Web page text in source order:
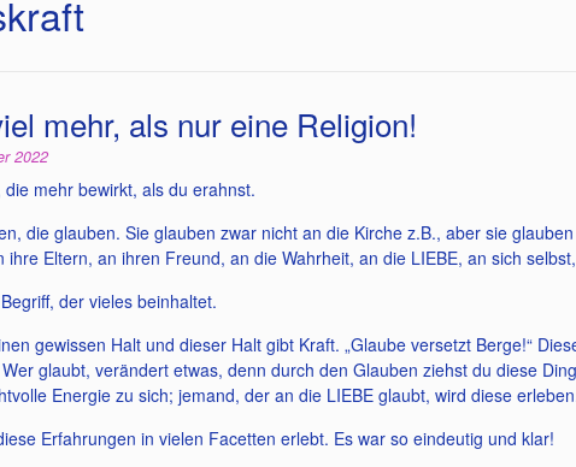
mehr, als nur eine Religion!
2022
mehr bewirkt, als du erahnst.
die glauben. Sie glauben zwar nicht an die Kirche z.B., aber sie
ihre Eltern, an ihren Freund, an die Wahrheit, an die LIEBE, an sich
der vieles beinhaltet.
gewissen Halt und dieser Halt gibt Kraft. „Glaube versetzt Berge!“
glaubt, verändert etwas, denn durch den Glauben ziehst du diese
Energie zu sich; jemand, der an die LIEBE glaubt, wird diese
Erfahrungen in vielen Facetten erlebt. Es war so eindeutig und klar!